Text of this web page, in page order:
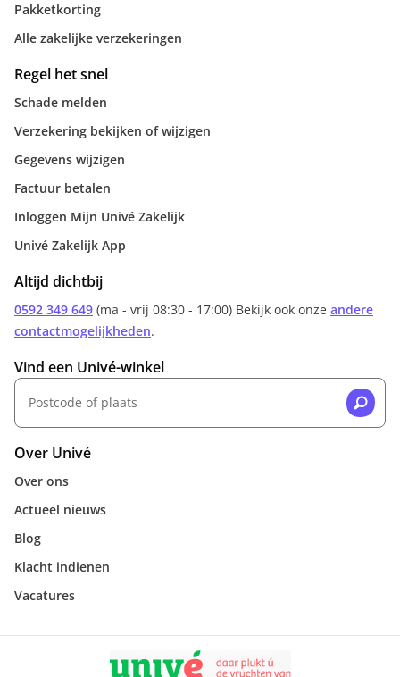
Pakketkorting
Alle zakelijke verzekeringen
Regel het snel
Schade melden
Verzekering bekijken of wijzigen
Gegevens wijzigen
Factuur betalen
Inloggen Mijn Univé Zakelijk
Univé Zakelijk App
Altijd dichtbij
0592 349 649 (ma - vrij 08:30 - 17:00) Bekijk ook onze andere
contactmogelijkheden.
Vind een Univé-winkel
Over Univé
Over ons
Actueel nieuws
Blog
Klacht indienen
Vacatures